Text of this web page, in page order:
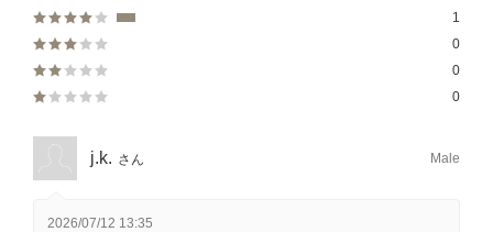
1
0
0
0
j.k. さん Male
2026/07/12 13:35